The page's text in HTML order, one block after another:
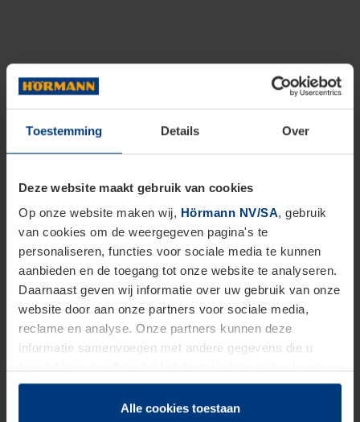
Toestemming Details Over
Deze website maakt gebruik van cookies
Op onze website maken wij, Hörmann NV/SA, gebruik
van cookies om de weergegeven pagina's te
personaliseren, functies voor sociale media te kunnen
aanbieden en de toegang tot onze website te analyseren.
Daarnaast geven wij informatie over uw gebruik van onze
website door aan onze partners voor sociale media,
reclame en analyse. Onze partners kunnen deze
informatie samenvoegen met andere gegevens die u
hun diensten hebben verzameld.
Juridisch hebben wij het recht om cookies op uw
Alle cookies toestaan